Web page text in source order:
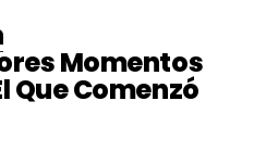
Momentos
Que Comenzó